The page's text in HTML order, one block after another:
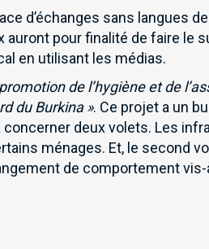
d’échanges sans langues
pour finalité de faire le
en utilisant les médias.
de l’hygiène et de
du Burkina ». Ce projet a un
concerner deux volets. Les
ménages. Et, le second
de comportement
pour recevoir en premier nos